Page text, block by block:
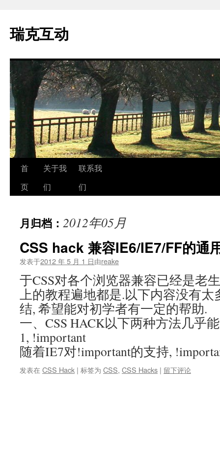
瑞克互动
跳
至
首
页
关于我
们
联系我
们
月归档： 2012年05月
CSS hack 兼容IE6/IE7/FF的通
发表于2012 年 5 月 1 日由reake
于CSS对各个浏览器兼容已经是老
上的教程遍地都是.以下内容没有太
结, 希望能对初学者有一定的帮助.
一、CSS HACK以下两种方法几乎
1, !important
随着IE7对!important的支持,
发表在 CSS Hack | 标签为 CSS, CSS Hacks | 留下评论